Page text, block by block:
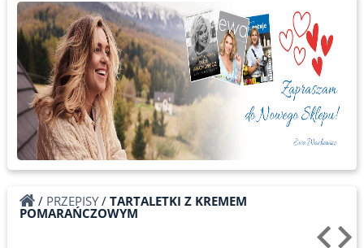
/ PRZEPISY/ TARTALETKI Z KREMEM
POMARAŃCZOWYM